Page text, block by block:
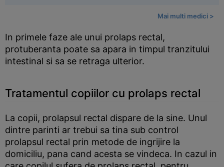
Mai multi medici >
In primele faze ale unui prolaps rectal,
protuberanta poate sa apara in timpul tranzitului
intestinal si sa se retraga ulterior.
Tratamentul copiilor cu prolaps rectal
La copii, prolapsul rectal dispare de la sine. Unul
dintre parinti ar trebui sa tina sub control
prolapsul rectal prin metode de ingrijire la
domiciliu, pana cand acesta se vindeca. In cazul in